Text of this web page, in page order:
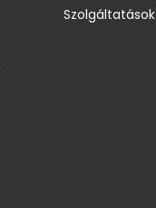
Szolgáltatások